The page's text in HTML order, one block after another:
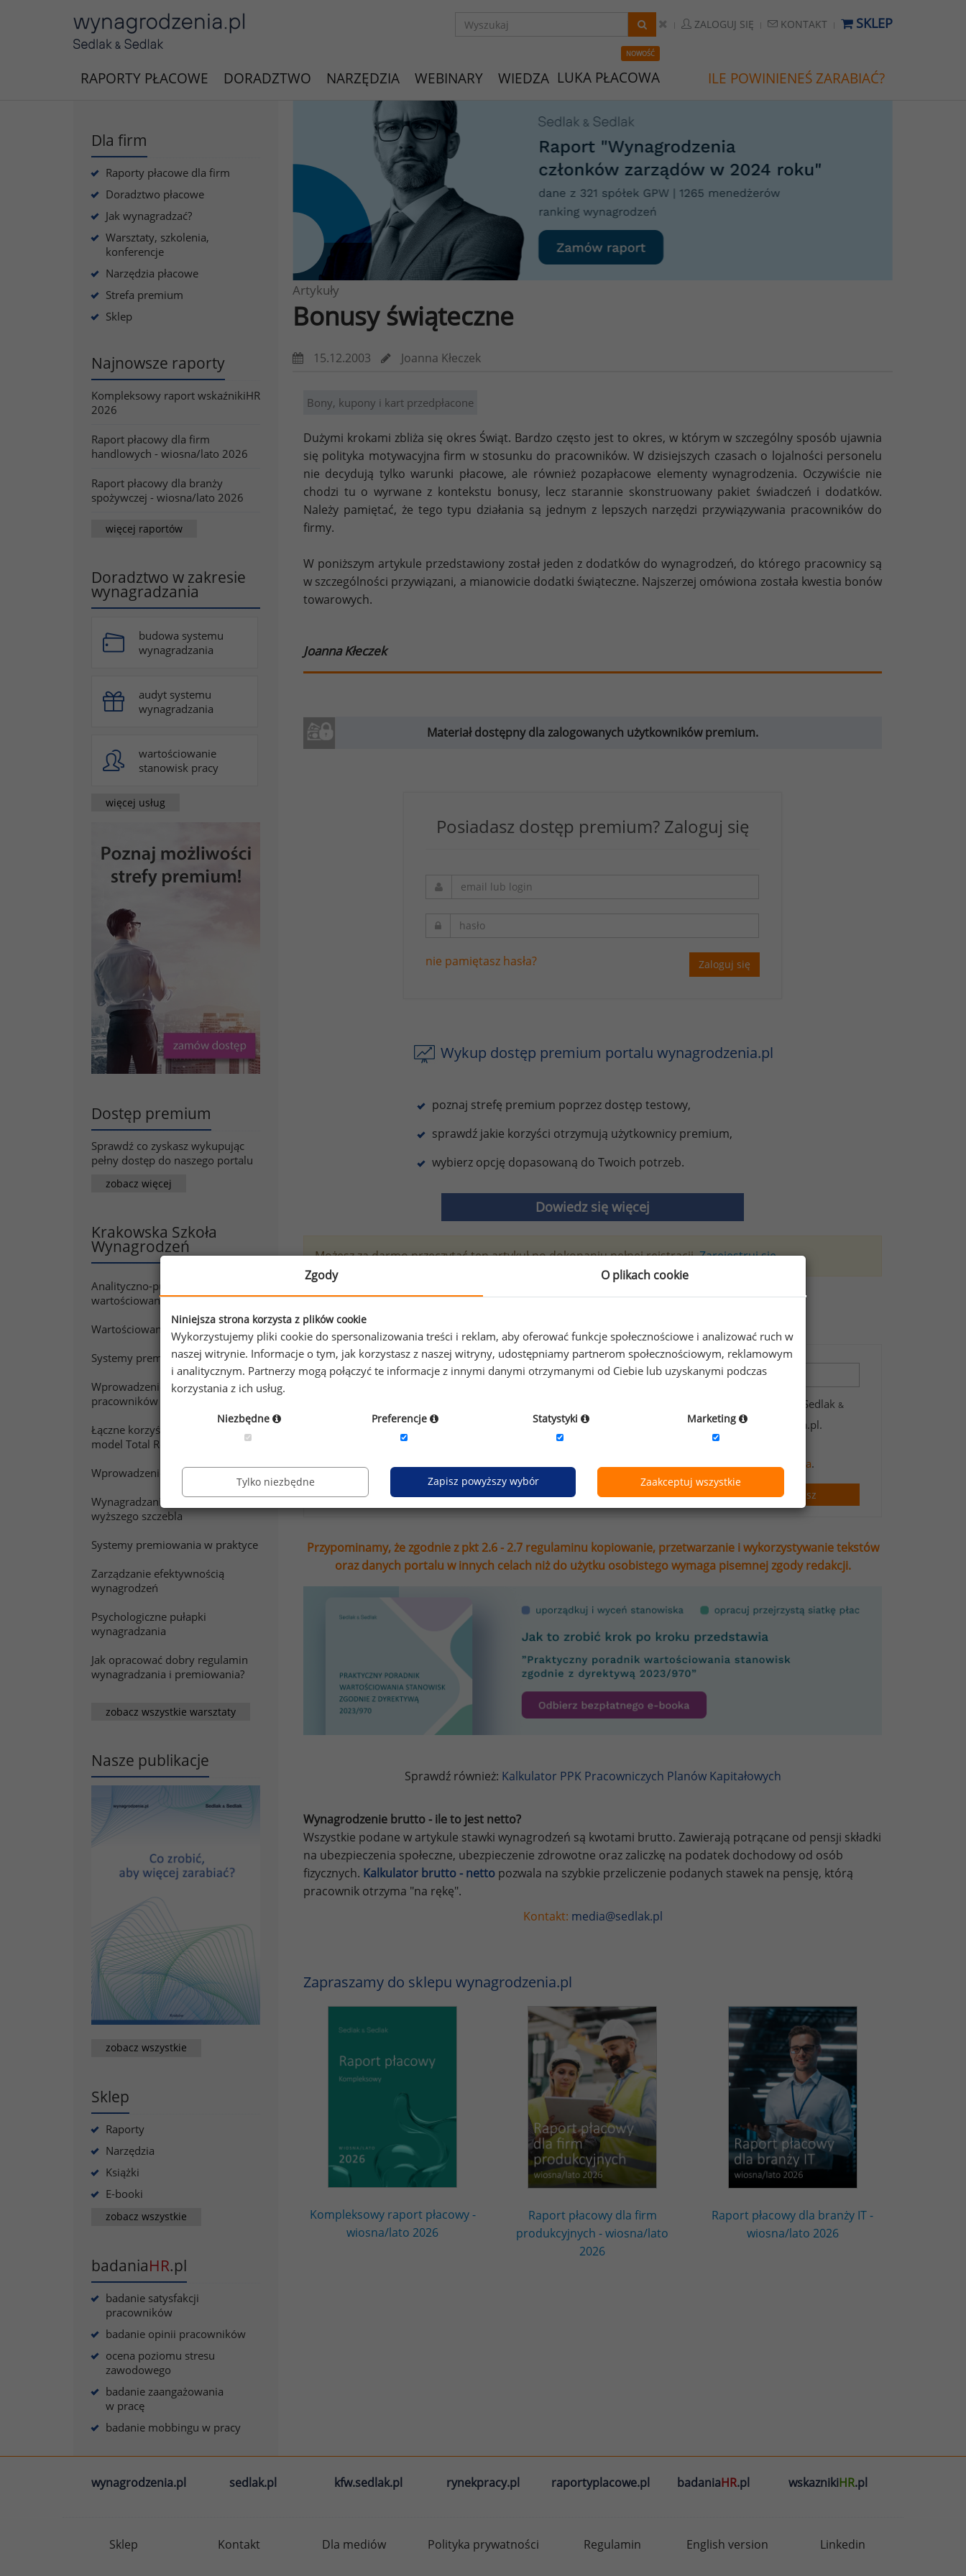
ZALOGUJ SIĘ KONTAKT SKLEP
RAPORTY PŁACOWE DORADZTWO NARZĘDZIA WEBINARY WIEDZA
NOWOŚĆ
LUKA PŁACOWA ILE POWINIENEŚ ZARABIAĆ?
Dla firm
Raporty płacowe dla firm
Doradztwo płacowe
Jak wynagradzać?
Warsztaty, szkolenia,
konferencje
Narzędzia płacowe
Strefa premium
Sklep
Najnowsze raporty
Kompleksowy raport wskaźnikiHR
2026
Raport płacowy dla firm
handlowych - wiosna/lato 2026
Raport płacowy dla branży
spożywczej - wiosna/lato 2026
więcej raportów
Doradztwo w zakresie
wynagradzania
budowa systemu
wynagradzania
audyt systemu
wynagradzania
wartościowanie
stanowisk pracy
więcej usług
Dostęp premium
Sprawdź co zyskasz wykupując
pełny dostęp do naszego portalu
zobacz więcej
Krakowska Szkoła
Wynagrodzeń
Analityczno-punktowe
wartościowanie pracy
Wartościowanie stanowisk pracy
Systemy premiowania
Wprowadzenie do wynagradzania
pracowników sprzedaży
Łączne korzyści z pracy. Polski
model Total Rewards
Wprowadzenie do wynagradzania
Wynagradzanie menedżerów
wyższego szczebla
Systemy premiowania w praktyce
Zarządzanie efektywnością
wynagrodzeń
Psychologiczne pułapki
wynagradzania
Jak opracować dobry regulamin
wynagradzania i premiowania?
zobacz wszystkie warsztaty
Nasze publikacje
zobacz wszystkie
Sklep
Raporty
Narzędzia
Książki
E-booki
zobacz wszystkie
badaniaHR.pl
badanie satysfakcji
pracowników
badanie opinii pracowników
ocena poziomu stresu
zawodowego
badanie zaangażowania
w pracę
badanie mobbingu w pracy
Artykuły
Bonusy świąteczne
15.12.2003 Joanna Kłeczek
Bony, kupony i kart przedpłacone
Dużymi krokami zbliża się okres Świąt. Bardzo często jest to okres, w którym w szczególny sposób ujawnia
się polityka motywacyjna firm w stosunku do pracowników. W dzisiejszych czasach o lojalności personelu
nie decydują tylko warunki płacowe, ale również pozapłacowe elementy wynagrodzenia. Oczywiście nie
chodzi tu o wyrwane z kontekstu bonusy, lecz starannie skonstruowany pakiet świadczeń i dodatków.
Należy pamiętać, że tego typu działania są jednym z lepszych narzędzi przywiązywania pracowników do
firmy.
W poniższym artykule przedstawiony został jeden z dodatków do wynagrodzeń, do którego pracownicy są
w szczególności przywiązani, a mianowicie dodatki świąteczne. Najszerzej omówiona została kwestia bonów
towarowych.
Joanna Kłeczek
Materiał dostępny dla zalogowanych użytkowników premium.
Posiadasz dostęp premium? Zaloguj się
nie pamiętasz hasła? Zaloguj się
Wykup dostęp premium portalu wynagrodzenia.pl
poznaj strefę premium poprzez dostęp testowy,
sprawdź jakie korzyści otrzymują użytkownicy premium,
wybierz opcję dopasowaną do Twoich potrzeb.
Dowiedz się więcej
Możesz za darmo przeczytać ten artykuł po dokonaniu pełnej rejstracji.Zarejestruj się
Zapisz się do newslettera!
Wyrażam zgodę na przetwarzanie moich danych osobowych zawartych w formularzu przez Sedlak &
Sedlak sp. z o.o. sp. k. w celu otrzymywania bezpłatnego newsletter’a portalu wynagrodzenia.pl.
Wyrażam zgodę na przesyłanie na podany adres e-mail ofert handlowych oraz informacji
informacji na temat przetwarzania.
Zapisz
Przypominamy, że zgodnie z pkt 2.6 - 2.7 regulaminu kopiowanie, przetwarzanie i wykorzystywanie tekstów
oraz danych portalu w innych celach niż do użytku osobistego wymaga pisemnej zgody redakcji.
Sprawdź również: Kalkulator PPK Pracowniczych Planów Kapitałowych
Wynagrodzenie brutto - ile to jest netto?
Wszystkie podane w artykule stawki wynagrodzeń są kwotami brutto. Zawierają potrącane od pensji składki
na ubezpieczenia społeczne, ubezpieczenie zdrowotne oraz zaliczkę na podatek dochodowy od osób
fizycznych. Kalkulator brutto - netto pozwala na szybkie przeliczenie podanych stawek na pensję, którą
pracownik otrzyma "na rękę".
Kontakt: media@sedlak.pl
Zapraszamy do sklepu wynagrodzenia.pl
Kompleksowy raport płacowy -
wiosna/lato 2026
Raport płacowy dla firm
produkcyjnych - wiosna/lato
2026
Raport płacowy dla branży IT -
wiosna/lato 2026
wynagrodzenia.pl sedlak.pl kfw.sedlak.pl rynekpracy.pl raportyplacowe.pl badaniaHR.pl wskaznikiHR.pl
Sklep Kontakt Dla mediów Polityka prywatności Regulamin English version Linkedin
Zgody O plikach cookie
Niniejsza strona korzysta z plików cookie
Wykorzystujemy pliki cookie do spersonalizowania treści i reklam, aby oferować funkcje społecznościowe i analizować ruch w
naszej witrynie. Informacje o tym, jak korzystasz z naszej witryny, udostępniamy partnerom społecznościowym, reklamowym
i analitycznym. Partnerzy mogą połączyć te informacje z innymi danymi otrzymanymi od Ciebie lub uzyskanymi podczas
korzystania z ich usług.
Niezbędne Preferencje Statystyki Marketing
Tylko niezbędne Zapisz powyższy wybór Zaakceptuj wszystkie